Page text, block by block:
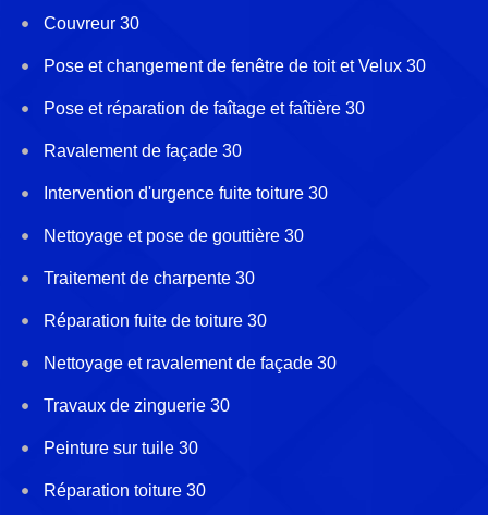
Couvreur 30
Pose et changement de fenêtre de toit et Velux 30
Pose et réparation de faîtage et faîtière 30
Ravalement de façade 30
Intervention d'urgence fuite toiture 30
Nettoyage et pose de gouttière 30
Traitement de charpente 30
Réparation fuite de toiture 30
Nettoyage et ravalement de façade 30
Travaux de zinguerie 30
Peinture sur tuile 30
Réparation toiture 30